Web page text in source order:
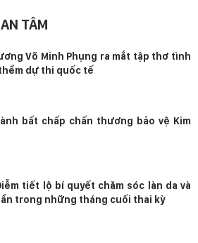
TÂM
Võ Minh Phụng ra mắt tập thơ tình
dự thi quốc tế
bất chấp chấn thương bảo vệ Kim
tiết lộ bí quyết chăm sóc làn da và
trong những tháng cuối thai kỳ